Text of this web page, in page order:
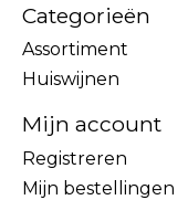
Categorieën
Assortiment
Huiswijnen
Mijn account
Registreren
Mijn bestellingen